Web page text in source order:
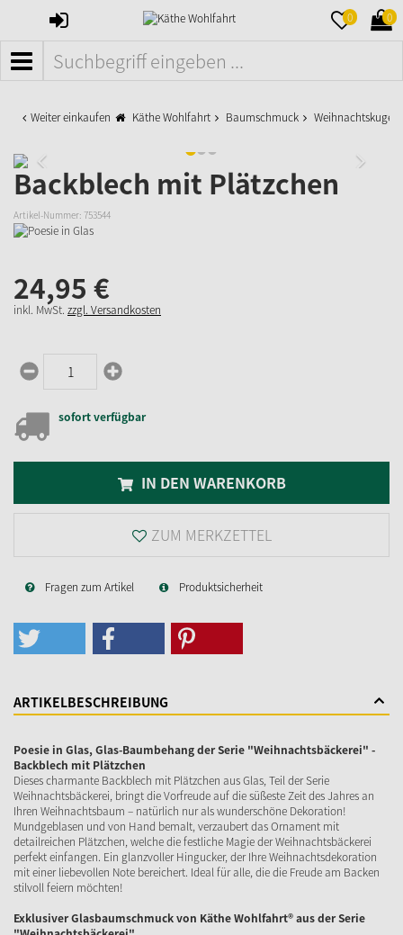
ANMELDEN 0 0
MENÜ
Weiter einkaufen Käthe Wohlfahrt Baumschmuck
Backblech mit Plätzchen
Artikel-Nummer: 753544
24,95 €
inkl. MwSt. zzgl. Versandkosten
sofort verfügbar
IN DEN WARENKORB
ZUM MERKZETTEL
Fragen zum Artikel Produktsicherheit
ARTIKELBESCHREIBUNG
Poesie in Glas, Glas-Baumbehang der Serie "Weihnachtsbäckerei" -
Backblech mit Plätzchen
Dieses charmante Backblech mit Plätzchen aus Glas, Teil der Serie
Weihnachtsbäckerei, bringt die Vorfreude auf die süßeste Zeit des Jahres an
Ihren Weihnachtsbaum – natürlich nur als wunderschöne Dekoration!
Mundgeblasen und von Hand bemalt, verzaubert das Ornament mit
detailreichen Plätzchen, welche die festliche Magie der Weihnachtsbäckerei
perfekt einfangen. Ein glanzvoller Hingucker, der Ihre Weihnachtsdekoration
mit einer liebevollen Note bereichert. Ideal für alle, die die Freude am Backen
stilvoll feiern möchten!
Exklusiver Glasbaumschmuck von Käthe Wohlfahrt® aus der Serie